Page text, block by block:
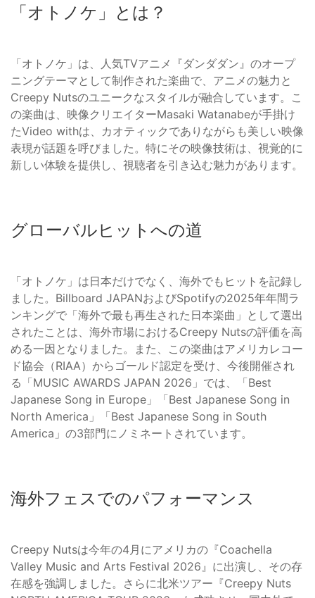
「オトノケ」とは？
「オトノケ」は、人気TVアニメ『ダンダダン』のオープ
ニングテーマとして制作された楽曲で、アニメの魅力と
Creepy Nutsのユニークなスタイルが融合しています。こ
の楽曲は、映像クリエイターMasaki Watanabeが手掛け
たVideo withは、カオティックでありながらも美しい映像
表現が話題を呼びました。特にその映像技術は、視覚的に
新しい体験を提供し、視聴者を引き込む魅力があります。
グローバルヒットへの道
「オトノケ」は日本だけでなく、海外でもヒットを記録し
ました。Billboard JAPANおよびSpotifyの2025年年間ラ
ンキングで「海外で最も再生された日本楽曲」として選出
されたことは、海外市場におけるCreepy Nutsの評価を高
める一因となりました。また、この楽曲はアメリカレコー
ド協会（RIAA）からゴールド認定を受け、今後開催され
る「MUSIC AWARDS JAPAN 2026」では、「Best
Japanese Song in Europe」「Best Japanese Song in
North America」「Best Japanese Song in South
America」の3部門にノミネートされています。
海外フェスでのパフォーマンス
Creepy Nutsは今年の4月にアメリカの『Coachella
Valley Music and Arts Festival 2026』に出演し、その存
在感を強調しました。さらに北米ツアー『Creepy Nuts